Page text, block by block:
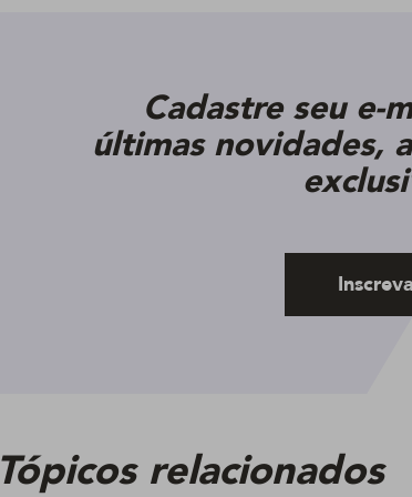
Cadastre seu e-
últimas novidades,
Tópicos relacionados